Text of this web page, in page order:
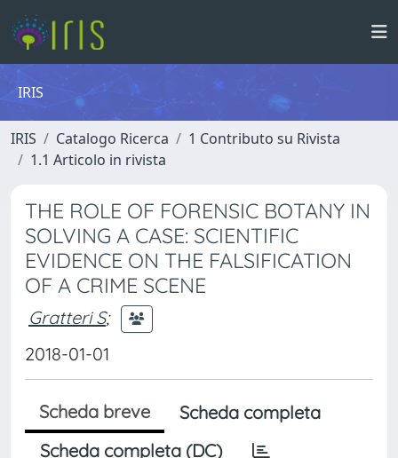
IRIS
IRIS Catalogo Ricerca
1 Contributo su Rivista
1.1 Articolo in rivista
THE ROLE OF FORENSIC BOTANY IN
SOLVING A CASE: SCIENTIFIC
EVIDENCE ON THE FALSIFICATION
OF A CRIME SCENE
Gratteri S;
2018-01-01
Scheda breve
Scheda completa
Scheda completa (DC)